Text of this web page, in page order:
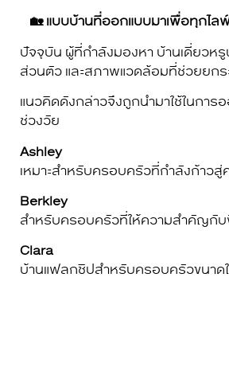
🏡 แบบบ้านที่ออกแบบมาเพื่อทุกไ
ปัจจุบัน ผู้ที่กำลังมองหา บ้านเดี่ยวห
ส่วนตัว และสภาพแวดล้อมที่ช่วยยก
แนวคิดดังกล่าวจึงถูกนำมาใช้ในการ
ช่วงวัย
Ashley
เหมาะสำหรับครอบครัวที่กำลังก้าว
Berkley
สำหรับครอบครัวที่ให้ความสำคัญกับ
Clara
บ้านแฟลกชิปสำหรับครอบครัวขนาด